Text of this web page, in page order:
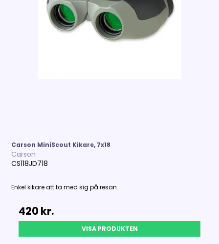
Carson MiniScout Kikare, 7x18
Carson
CS118JD718
Enkel kikare att ta med sig på resan
420 kr.
VISA PRODUKTEN